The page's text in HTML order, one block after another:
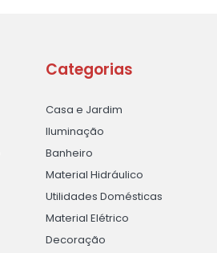
Categorias
Casa e Jardim
Iluminação
Banheiro
Material Hidráulico
Utilidades Domésticas
Material Elétrico
Decoração